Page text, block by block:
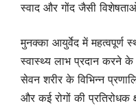
स्वाद और गोंद जैसी
मुनक्का आयुर्वेद में महत्वपूर्ण
स्वास्थ्य लाभ प्रदान करने के
सेवन शरीर के विभिन्न
और कई रोगों की